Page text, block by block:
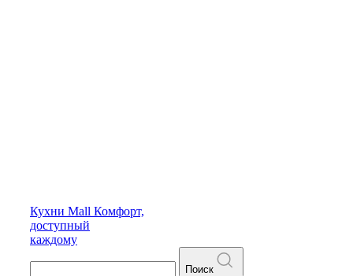
Кухни Mall Комфорт,
доступный
каждому
Поиск